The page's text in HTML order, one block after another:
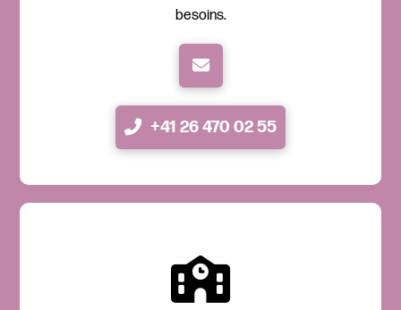
besoins.
+41 26 470 02 55